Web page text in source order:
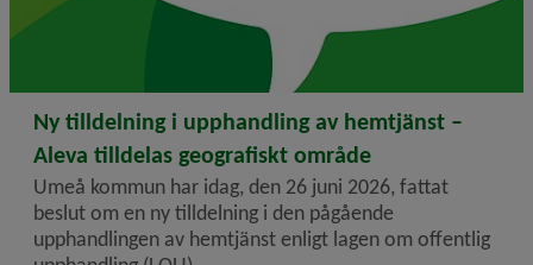
2026-06-26
Ny tilldelning i upphandling av hemtjänst –
Aleva tilldelas geografiskt område
Umeå kommun har idag, den 26 juni 2026, fattat
beslut om en ny tilldelning i den pågående
upphandlingen av hemtjänst enligt lagen om offentlig